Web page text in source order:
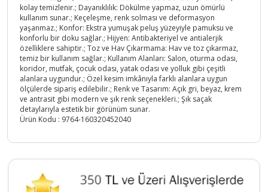
kolay temizlenir.; Dayanıklılık: Dökülme yapmaz, uzun ömürlü
kullanım sunar.; Keçeleşme, renk solması ve deformasyon
yaşanmaz.; Konfor: Ekstra yumuşak peluş yüzeyiyle pamuksu ve
konforlu bir doku sağlar.; Hijyen: Antibakteriyel ve antialerjik
özelliklere sahiptir.; Toz ve Hav Çıkarmama: Hav ve toz çıkarmaz,
temiz bir kullanım sağlar.; Kullanım Alanları: Salon, oturma odası,
koridor, mutfak, çocuk odası, yatak odası ve yolluk gibi çeşitli
alanlara uygundur.; Özel kesim imkânıyla farklı alanlara uygun
ölçülerde sipariş edilebilir.; Renk ve Tasarım: Açık gri, beyaz, krem
ve antrasit gibi modern ve şık renk seçenekleri.; Şık saçak
detaylarıyla estetik bir görünüm sunar.
Ürün Kodu : 9764-160320452040